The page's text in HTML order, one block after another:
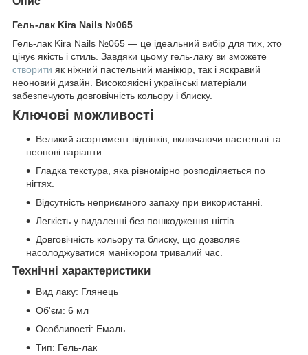
Гель-лак Kira Nails №065
Гель-лак Kira Nails №065 — це ідеальний вибір для тих, хто
цінує якість і стиль. Завдяки цьому гель-лаку ви зможете
створити як ніжний пастельний манікюр, так і яскравий
неоновий дизайн. Високоякісні українські матеріали
забезпечують довговічність кольору і блиску.
Ключові можливості
Великий асортимент відтінків, включаючи пастельні та
неонові варіанти.
Гладка текстура, яка рівномірно розподіляється по
нігтях.
Відсутність неприємного запаху при використанні.
Легкість у видаленні без пошкодження нігтів.
Довговічність кольору та блиску, що дозволяє
насолоджуватися манікюром тривалий час.
Технічні характеристики
Вид лаку: Глянець
Об'єм: 6 мл
Особливості: Емаль
Тип: Гель-лак